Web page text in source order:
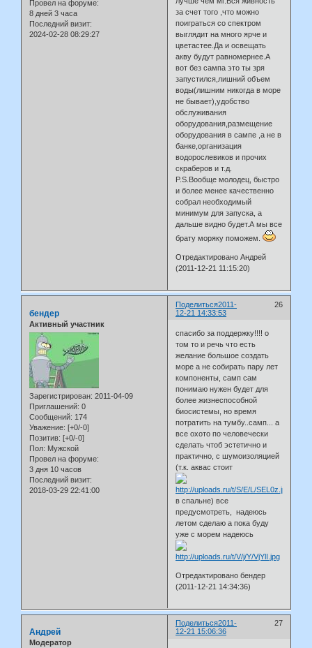
Провел на форуме:
8 дней 3 часа
Последний визит:
2024-02-28 08:29:27
за счет того ,что можно
поиграться со спектром
выглядит на много ярче и
цветастее.Да и освещать
акву будут равномернее.А
вот без сампа это ты зря
запустился,лишний объем
воды(лишним никогда в море
не бывает),удобство
обслуживания
оборудования,размещение
оборудования в сампе ,а не в
банке,организация
водорослевиков и прочих
скраберов и т.д.
P.S.Вообще молодец, быстро
и более менее качественно
собрал необходимый
минимум для запуска, а
дальше видно будет.А мы все
брату моряку поможем.
Отредактировано Андрей
(2011-12-21 11:15:20)
Поделиться 26
2011-
12-21 14:33:53
бендер
Активный участник
Зарегистрирован: 2011-04-09
Приглашений: 0
Сообщений: 174
Уважение: [+0/-0]
Позитив: [+0/-0]
Пол: Мужской
Провел на форуме:
3 дня 10 часов
Последний визит:
2018-03-29 22:41:00
спасибо за поддержку!!!! о
том то и речь что есть
желание большое создать
море а не собирать пару лет
компоненты, самп сам
понимаю нужен будет для
более жизнеспособной
биосистемы, но время
потратить на тумбу..самп... а
все охото по человечески
сделать чтоб эстетично и
практично, с шумоизоляцией
(т.к. аквас стоит
в спальне) все
предусмотреть, надеюсь
летом сделаю а пока буду
уже с морем надеюсь
Отредактировано бендер
(2011-12-21 14:34:36)
Поделиться 27
2011-
12-21 15:06:36
Андрей
Модератор